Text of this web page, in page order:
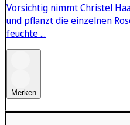
Vorsichtig nimmt Christel
und pflanzt die einzelnen
feuchte ...
Merken